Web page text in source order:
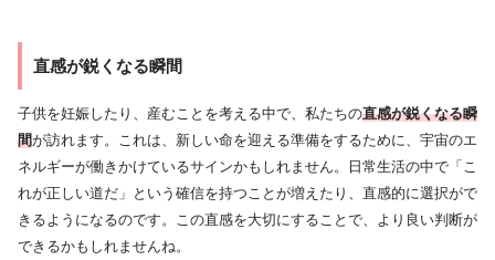
直感が鋭くなる瞬間
子供を妊娠したり、産むことを考える中で、私たちの直感が鋭くなる瞬
間が訪れます。これは、新しい命を迎える準備をするために、宇宙のエ
ネルギーが働きかけているサインかもしれません。日常生活の中で「こ
れが正しい道だ」という確信を持つことが増えたり、直感的に選択がで
きるようになるのです。この直感を大切にすることで、より良い判断が
できるかもしれませんね。